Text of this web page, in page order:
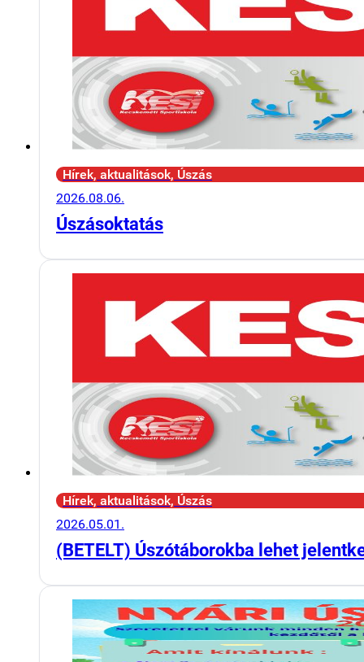
Hírek, aktualitások, Úszás
2026.08.06.
Úszásoktatás
Hírek, aktualitások, Úszás
2026.05.01.
(BETELT) Úszótáborokba lehet